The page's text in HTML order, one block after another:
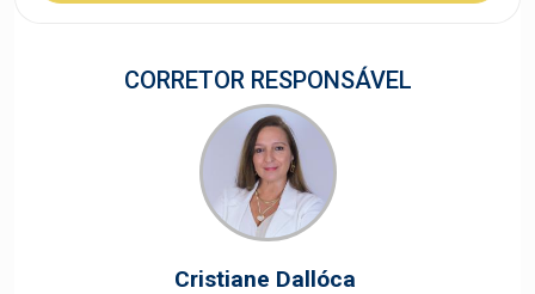
CORRETOR RESPONSÁVEL
Cristiane Dallóca